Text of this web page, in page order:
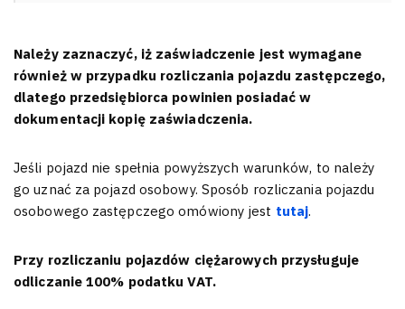
Należy zaznaczyć, iż zaświadczenie jest wymagane
również w przypadku rozliczania pojazdu zastępczego,
dlatego przedsiębiorca powinien posiadać w
dokumentacji kopię zaświadczenia.
Jeśli pojazd nie spełnia powyższych warunków, to należy
go uznać za pojazd osobowy. Sposób rozliczania pojazdu
osobowego zastępczego omówiony jest tutaj.
Przy rozliczaniu pojazdów ciężarowych przysługuje
odliczanie 100% podatku VAT.